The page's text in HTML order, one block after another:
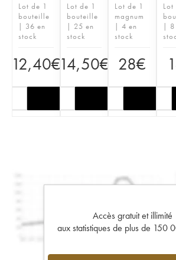
Lot de 1
bouteille
| 36 en
stock
12,40€
Lot de 1
bouteille
| 25 en
stock
14,50€
Lot de 1
magnum
| 4 en
stock
28€
Lot
| 8
Accès gratuit et illimité
aux statistiques de plus de 150